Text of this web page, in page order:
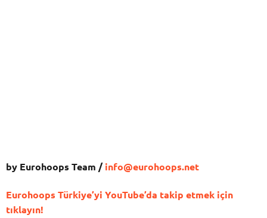
by Eurohoops Team /info@eurohoops.net
Eurohoops Türkiye’yi YouTube’da takip etmek için
tıklayın!